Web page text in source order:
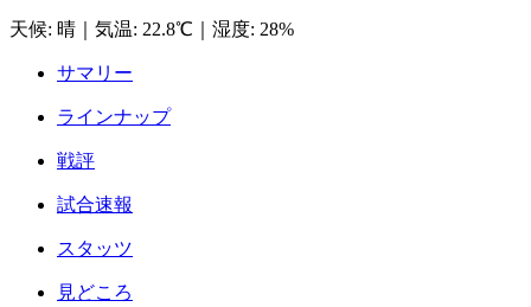
天候: 晴 気温: 22.8℃ 湿度: 28%
サマリー
ラインナップ
戦評
試合速報
スタッツ
見どころ